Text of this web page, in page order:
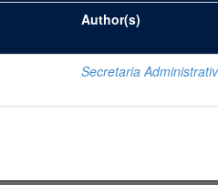
Author(s)
Secretaria